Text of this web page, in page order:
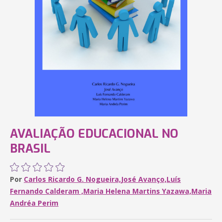
AVALIAÇÃO EDUCACIONAL NO
BRASIL
Por Carlos Ricardo G. Nogueira,José Avanço,Luís
Fernando Calderam ,Maria Helena Martins Yazawa,Maria
Andréa Perim